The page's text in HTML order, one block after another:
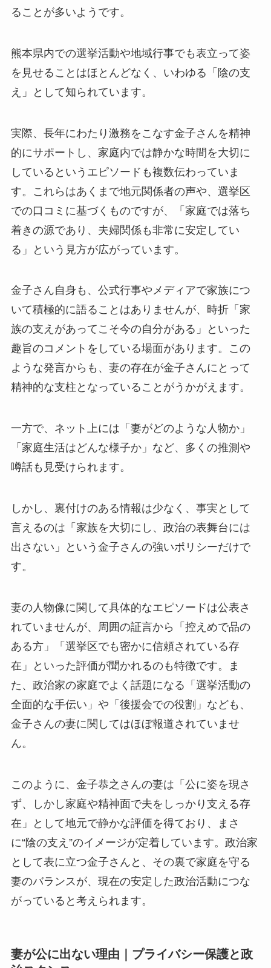
ることが多いようです。
熊本県内での選挙活動や地域行事でも表立って姿
を見せることはほとんどなく、いわゆる「陰の支
え」として知られています。
実際、長年にわたり激務をこなす金子さんを精神
的にサポートし、家庭内では静かな時間を大切に
しているというエピソードも複数伝わっていま
す。これらはあくまで地元関係者の声や、選挙区
での口コミに基づくものですが、「家庭では落ち
着きの源であり、夫婦関係も非常に安定してい
る」という見方が広がっています。
金子さん自身も、公式行事やメディアで家族につ
いて積極的に語ることはありませんが、時折「家
族の支えがあってこそ今の自分がある」といった
趣旨のコメントをしている場面があります。この
ような発言からも、妻の存在が金子さんにとって
精神的な支柱となっていることがうかがえます。
一方で、ネット上には「妻がどのような人物か」
「家庭生活はどんな様子か」など、多くの推測や
噂話も見受けられます。
しかし、裏付けのある情報は少なく、事実として
言えるのは「家族を大切にし、政治の表舞台には
出さない」という金子さんの強いポリシーだけで
す。
妻の人物像に関して具体的なエピソードは公表さ
れていませんが、周囲の証言から「控えめで品の
ある方」「選挙区でも密かに信頼されている存
在」といった評価が聞かれるのも特徴です。ま
た、政治家の家庭でよく話題になる「選挙活動の
全面的な手伝い」や「後援会での役割」なども、
金子さんの妻に関してはほぼ報道されていませ
ん。
このように、金子恭之さんの妻は「公に姿を現さ
ず、しかし家庭や精神面で夫をしっかり支える存
在」として地元で静かな評価を得ており、まさ
に“陰の支え”のイメージが定着しています。政治家
として表に立つ金子さんと、その裏で家庭を守る
妻のバランスが、現在の安定した政治活動につな
がっていると考えられます。
妻が公に出ない理由｜プライバシー保護と政